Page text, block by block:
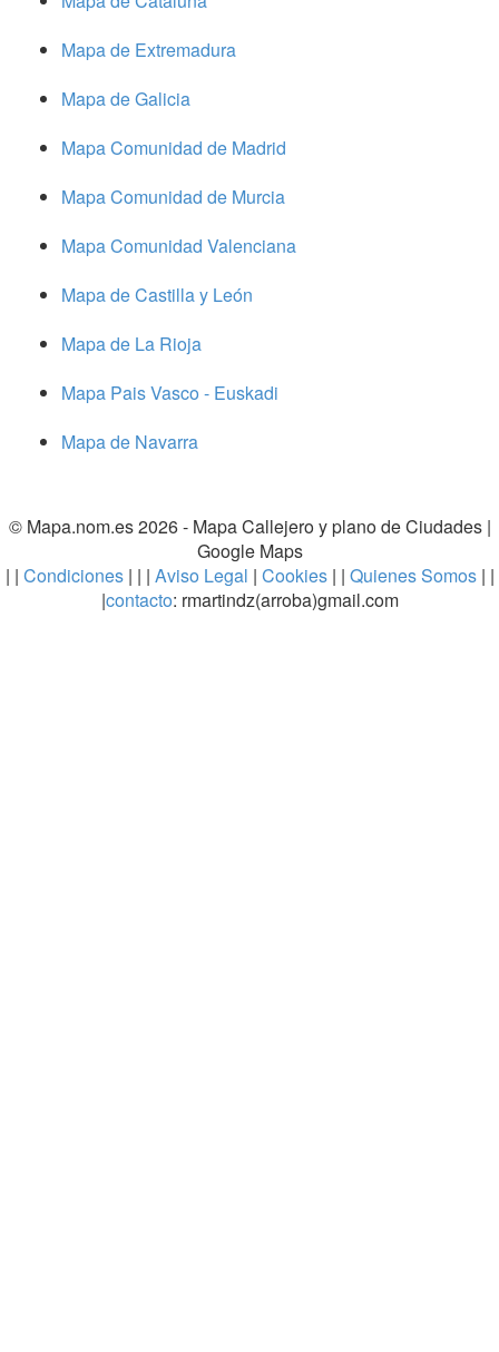
Mapa de Extremadura
Mapa de Galicia
Mapa Comunidad de Madrid
Mapa Comunidad de Murcia
Mapa Comunidad Valenciana
Mapa de Castilla y León
Mapa de La Rioja
Mapa Pais Vasco - Euskadi
Mapa de Navarra
© Mapa.nom.es 2026 - Mapa Callejero y plano de Ciudades|
Google Maps
| | Condiciones| | | Aviso Legal | Cookies | | Quienes Somos | |
|contacto: rmartindz(arroba)gmail.com